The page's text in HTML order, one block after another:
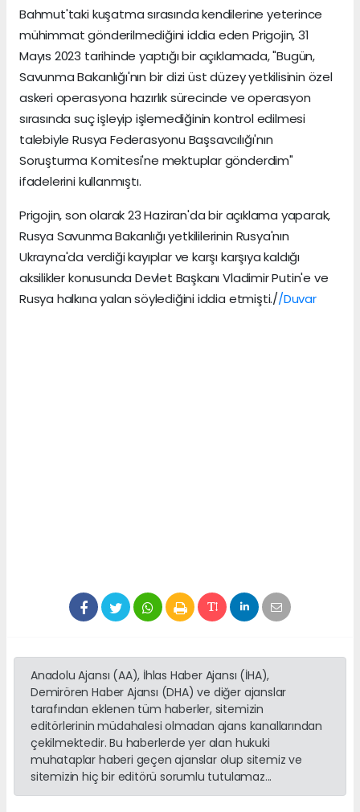
Bahmut'taki kuşatma sırasında kendilerine yeterince
mühimmat gönderilmediğini iddia eden Prigojin, 31
Mayıs 2023 tarihinde yaptığı bir açıklamada, "Bugün,
Savunma Bakanlığı'nın bir dizi üst düzey yetkilisinin özel
askeri operasyona hazırlık sürecinde ve operasyon
sırasında suç işleyip işlemediğinin kontrol edilmesi
talebiyle Rusya Federasyonu Başsavcılığı'nın
Soruşturma Komitesi'ne mektuplar gönderdim"
ifadelerini kullanmıştı.
Prigojin, son olarak 23 Haziran'da bir açıklama yaparak,
Rusya Savunma Bakanlığı yetkililerinin Rusya'nın
Ukrayna'da verdiği kayıplar ve karşı karşıya kaldığı
aksilikler konusunda Devlet Başkanı Vladimir Putin'e ve
Rusya halkına yalan söylediğini iddia etmişti.//Duvar
Anadolu Ajansı (AA), İhlas Haber Ajansı (İHA),
Demirören Haber Ajansı (DHA) ve diğer ajanslar
tarafından eklenen tüm haberler, sitemizin
editörlerinin müdahalesi olmadan ajans kanallarından
çekilmektedir. Bu haberlerde yer alan hukuki
muhataplar haberi geçen ajanslar olup sitemiz ve
sitemizin hiç bir editörü sorumlu tutulamaz...